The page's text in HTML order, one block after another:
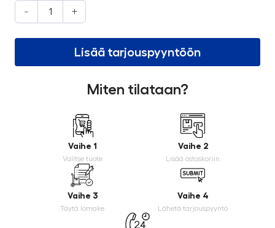
- +
Lisää tarjouspyyntöön
Miten tilataan?
Vaihe 1
Valitse tuote
Vaihe 2
Lisää ostoskoriin
Vaihe 3
Täytä lomake
Vaihe 4
Lähetä tarjouspyyntö